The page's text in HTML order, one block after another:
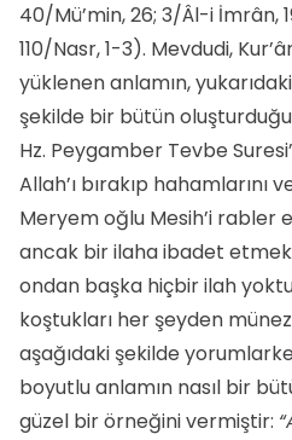
40/Mü’min, 26; 3/Âl-i İmrân,
110/Nasr, 1-3). Mevdudi,
yüklenen anlamın,
şekilde bir bütün
Hz. Peygamber Tevbe
Allah’ı bırakıp hahamlarını
Meryem oğlu Mesih’i rabler
ancak bir ilaha ibadet
ondan başka hiçbir ilah
koştukları her şeyden
aşağıdaki şekilde
boyutlu anlamın nasıl bir
güzel bir örneğini vermiştir: